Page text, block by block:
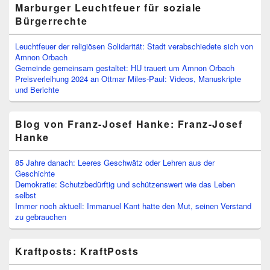
Marburger Leuchtfeuer für soziale
Bürgerrechte
Leuchtfeuer der religiösen Solidarität: Stadt verabschiedete sich von
Amnon Orbach
Gemeinde gemeinsam gestaltet: HU trauert um Amnon Orbach
Preisverleihung 2024 an Ottmar Miles-Paul: Videos, Manuskripte
und Berichte
Blog von Franz-Josef Hanke: Franz-Josef
Hanke
85 Jahre danach: Leeres Geschwätz oder Lehren aus der
Geschichte
Demokratie: Schutzbedürftig und schützenswert wie das Leben
selbst
Immer noch aktuell: Immanuel Kant hatte den Mut, seinen Verstand
zu gebrauchen
Kraftposts: KraftPosts